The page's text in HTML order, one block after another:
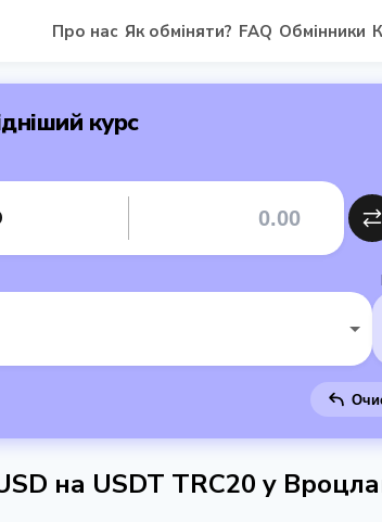
Про нас Як обміняти? FAQ Обмінники
курс
на USDT TRC20 у